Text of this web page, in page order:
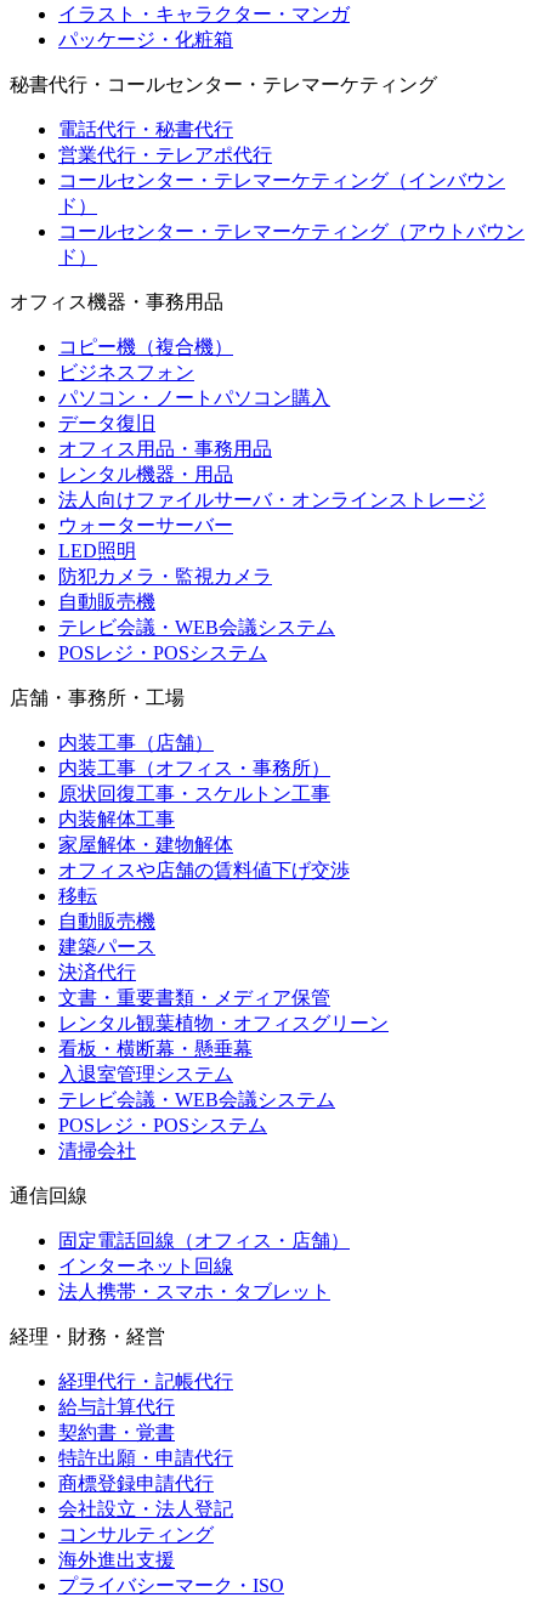
イラスト・キャラクター・マンガ
パッケージ・化粧箱
秘書代行・コールセンター・テレマーケティング
電話代行・秘書代行
営業代行・テレアポ代行
コールセンター・テレマーケティング（インバウン
ド）
コールセンター・テレマーケティング（アウトバウン
ド）
オフィス機器・事務用品
コピー機（複合機）
ビジネスフォン
パソコン・ノートパソコン購入
データ復旧
オフィス用品・事務用品
レンタル機器・用品
法人向けファイルサーバ・オンラインストレージ
ウォーターサーバー
LED照明
防犯カメラ・監視カメラ
自動販売機
テレビ会議・WEB会議システム
POSレジ・POSシステム
店舗・事務所・工場
内装工事（店舗）
内装工事（オフィス・事務所）
原状回復工事・スケルトン工事
内装解体工事
家屋解体・建物解体
オフィスや店舗の賃料値下げ交渉
移転
自動販売機
建築パース
決済代行
文書・重要書類・メディア保管
レンタル観葉植物・オフィスグリーン
看板・横断幕・懸垂幕
入退室管理システム
テレビ会議・WEB会議システム
POSレジ・POSシステム
清掃会社
通信回線
固定電話回線（オフィス・店舗）
インターネット回線
法人携帯・スマホ・タブレット
経理・財務・経営
経理代行・記帳代行
給与計算代行
契約書・覚書
特許出願・申請代行
商標登録申請代行
会社設立・法人登記
コンサルティング
海外進出支援
プライバシーマーク・ISO